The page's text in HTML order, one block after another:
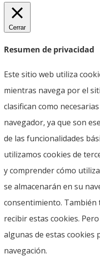
Cerrar
Resumen de privacidad
Este sitio web utiliza
mientras navega por el
clasifican como
navegador, ya que son
de las funcionalidades
utilizamos cookies de
y comprender cómo
se almacenarán en su
consentimiento.
recibir estas cookies.
algunas de estas cookies
navegación.